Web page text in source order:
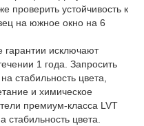
проверить устойчивость к
на южное окно на 6
гарантии исключают
1 года. Запросить
стабильность цвета,
и химическое
премиум-класса LVT
цвета.